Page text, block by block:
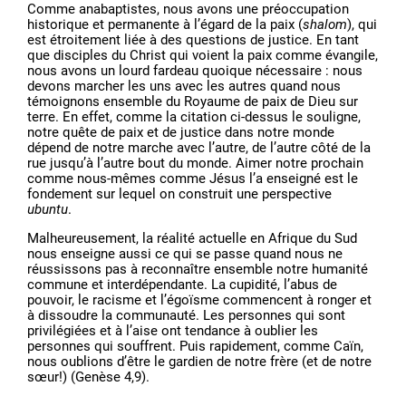
Comme anabaptistes, nous avons une préoccupation
historique et permanente à l’égard de la paix (shalom), qui
est étroitement liée à des questions de justice. En tant
que disciples du Christ qui voient la paix comme évangile,
nous avons un lourd fardeau quoique nécessaire : nous
devons marcher les uns avec les autres quand nous
témoignons ensemble du Royaume de paix de Dieu sur
terre. En effet, comme la citation ci-dessus le souligne,
notre quête de paix et de justice dans notre monde
dépend de notre marche avec l’autre, de l’autre côté de la
rue jusqu’à l’autre bout du monde. Aimer notre prochain
comme nous-mêmes comme Jésus l’a enseigné est le
fondement sur lequel on construit une perspective
ubuntu.
Malheureusement, la réalité actuelle en Afrique du Sud
nous enseigne aussi ce qui se passe quand nous ne
réussissons pas à reconnaître ensemble notre humanité
commune et interdépendante. La cupidité, l’abus de
pouvoir, le racisme et l’égoïsme commencent à ronger et
à dissoudre la communauté. Les personnes qui sont
privilégiées et à l’aise ont tendance à oublier les
personnes qui souffrent. Puis rapidement, comme Caïn,
nous oublions d’être le gardien de notre frère (et de notre
sœur!) (Genèse 4,9).